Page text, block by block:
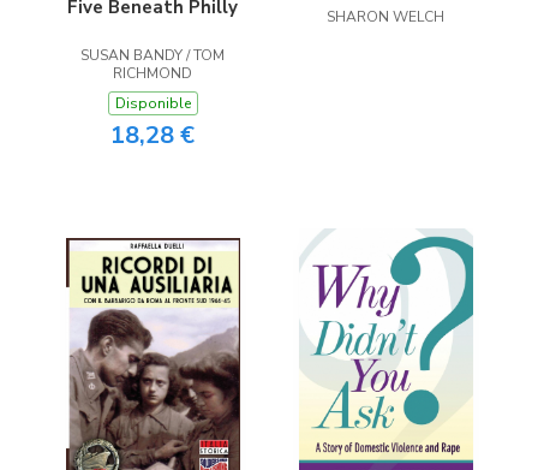
Five Beneath Philly
SUSAN BANDY / TOM
RICHMOND
Disponible
18,28 €
SHARON WELCH